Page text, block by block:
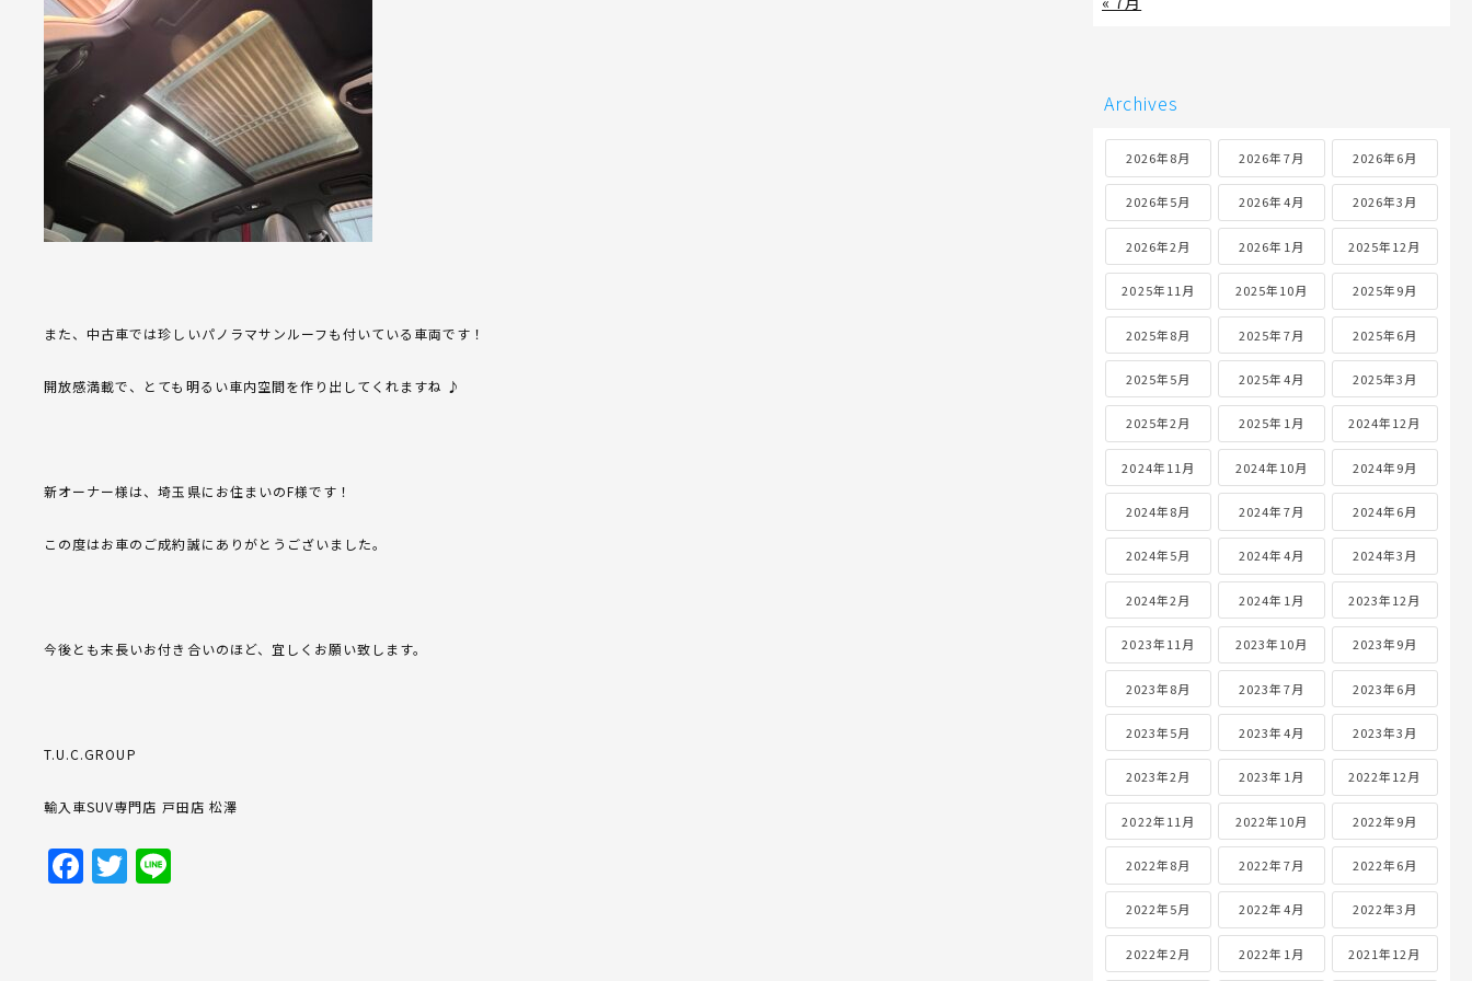
また、中古車では珍しいパノラマサンルーフも付いている車両です！
開放感満載で、とても明るい車内空間を作り出してくれますね ♪
新オーナー様は、埼玉県にお住まいのF様です！
この度はお車のご成約誠にありがとうございました。
今後とも末長いお付き合いのほど、宜しくお願い致します。
T.U.C.GROUP
輸入車SUV専門店 戸田店 松澤
Facebook
Twitter
Archives
2026年8月 2026年7月 2026年6月
2026年5月 2026年4月 2026年3月
2026年2月 2026年1月 2025年12月
2025年11月 2025年10月 2025年9月
2025年8月 2025年7月 2025年6月
2025年5月 2025年4月 2025年3月
2025年2月 2025年1月 2024年12月
2024年11月 2024年10月 2024年9月
2024年8月 2024年7月 2024年6月
2024年5月 2024年4月 2024年3月
2024年2月 2024年1月 2023年12月
2023年11月 2023年10月 2023年9月
2023年8月 2023年7月 2023年6月
2023年5月 2023年4月 2023年3月
2023年2月 2023年1月 2022年12月
2022年11月 2022年10月 2022年9月
2022年8月 2022年7月 2022年6月
2022年5月 2022年4月 2022年3月
2022年2月 2022年1月 2021年12月